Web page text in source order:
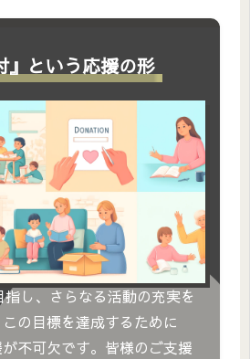
』という応援の形
し、さらなる活動の充実を
の目標を達成するために
不可欠です。皆様のご支援